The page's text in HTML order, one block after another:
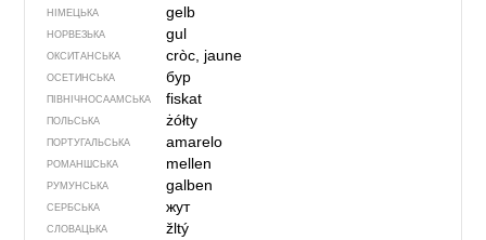
НІМЕЦЬКА gelb
НОРВЕЗЬКА gul
ОКСИТАНСЬКА cròc, jaune
ОСЕТИНСЬКА бур
ПІВНІЧНОСААМСЬКА fiskat
ПОЛЬСЬКА żółty
ПОРТУГАЛЬСЬКА amarelo
РОМАНШСЬКА mellen
РУМУНСЬКА galben
СЕРБСЬКА жут
СЛОВАЦЬКА žltý